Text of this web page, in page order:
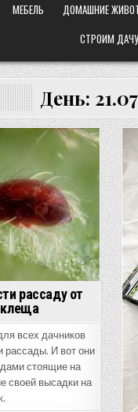
МЕБЕЛЬ ДОМАШНИЕ
СТРОИМ ДАЧУ
День:
рассаду от
клеща
всех дачников
рассады. И вот они
стоящие на
своей высадки на